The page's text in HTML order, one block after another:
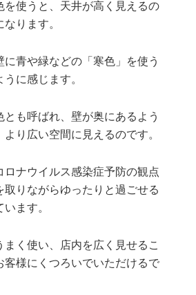
を使うと、天井が高く見えるの
ります。
に青や緑などの「寒色」を使う
に感じます。
とも呼ばれ、壁が奥にあるよう
り広い空間に見えるのです。
ロナウイルス感染症予防の観点
取りながらゆったりと過ごせる
ます。
まく使い、店内を広く見せるこ
客様にくつろいでいただけるで